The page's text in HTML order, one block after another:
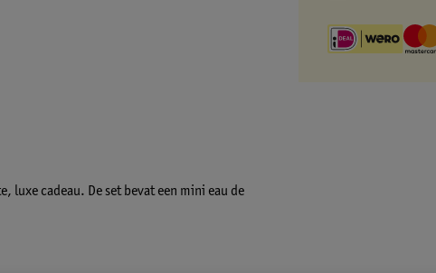
luxe cadeau. De set bevat een mini eau de